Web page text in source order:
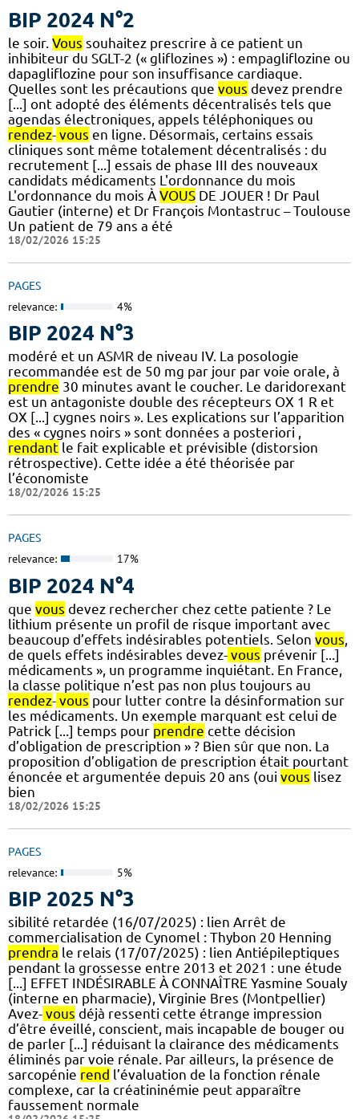
BIP 2024 N°2
le soir. Vous souhaitez prescrire à ce patient un
inhibiteur du SGLT-2 (« gliflozines ») : empagliflozine ou
dapagliflozine pour son insuffisance cardiaque.
Quelles sont les précautions que vous devez prendre
[...] ont adopté des éléments décentralisés tels que
agendas électroniques, appels téléphoniques ou
rendez- vous en ligne. Désormais, certains essais
cliniques sont même totalement décentralisés : du
recrutement [...] essais de phase III des nouveaux
candidats médicaments L'ordonnance du mois
L'ordonnance du mois À VOUS DE JOUER ! Dr Paul
Gautier (interne) et Dr François Montastruc – Toulouse
Un patient de 79 ans a été
18/02/2026 15:25
PAGES
relevance: 4%
BIP 2024 N°3
modéré et un ASMR de niveau IV. La posologie
recommandée est de 50 mg par jour par voie orale, à
prendre 30 minutes avant le coucher. Le daridorexant
est un antagoniste double des récepteurs OX 1 R et
OX [...] cygnes noirs ». Les explications sur l’apparition
des « cygnes noirs » sont données a posteriori ,
rendant le fait explicable et prévisible (distorsion
rétrospective). Cette idée a été théorisée par
l’économiste
18/02/2026 15:25
PAGES
relevance: 17%
BIP 2024 N°4
que vous devez rechercher chez cette patiente ? Le
lithium présente un profil de risque important avec
beaucoup d’effets indésirables potentiels. Selon vous
de quels effets indésirables devez- vous prévenir [...]
médicaments », un programme inquiétant. En France,
la classe politique n’est pas non plus toujours au
rendez- vous pour lutter contre la désinformation sur
les médicaments. Un exemple marquant est celui de
Patrick [...] temps pour prendre cette décision
d’obligation de prescription » ? Bien sûr que non. La
proposition d’obligation de prescription était pourtant
énoncée et argumentée depuis 20 ans (oui vous lisez
bien
18/02/2026 15:25
PAGES
relevance: 5%
BIP 2025 N°3
sibilité retardée (16/07/2025) : lien Arrêt de
commercialisation de Cynomel : Thybon 20 Henning
prendra le relais (17/07/2025) : lien Antiépileptiques
pendant la grossesse entre 2013 et 2021 : une étude
[...] EFFET INDÉSIRABLE À CONNAÎTRE Yasmine Soualy
(interne en pharmacie), Virginie Bres (Montpellier)
Avez- vous déjà ressenti cette étrange impression
d’être éveillé, conscient, mais incapable de bouger ou
de parler [...] réduisant la clairance des médicaments
éliminés par voie rénale. Par ailleurs, la présence de
sarcopénie rend l’évaluation de la fonction rénale
complexe, car la créatininémie peut apparaître
faussement normale